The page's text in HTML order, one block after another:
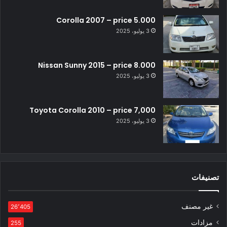
Corolla 2007 – price 5.000
3 يوليو، 2025
Nissan Sunny 2015 – price 8.000
3 يوليو، 2025
Toyota Corolla 2010 – price 7,000
3 يوليو، 2025
تصنيفات
غير مصنف 26٬405
مزادات 255